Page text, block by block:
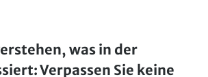
was in der
Verpassen Sie keine